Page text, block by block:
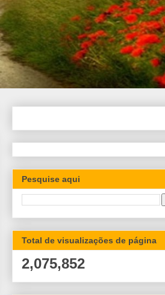
Pesquise aqui
Total de visualizações de página
2,075,852